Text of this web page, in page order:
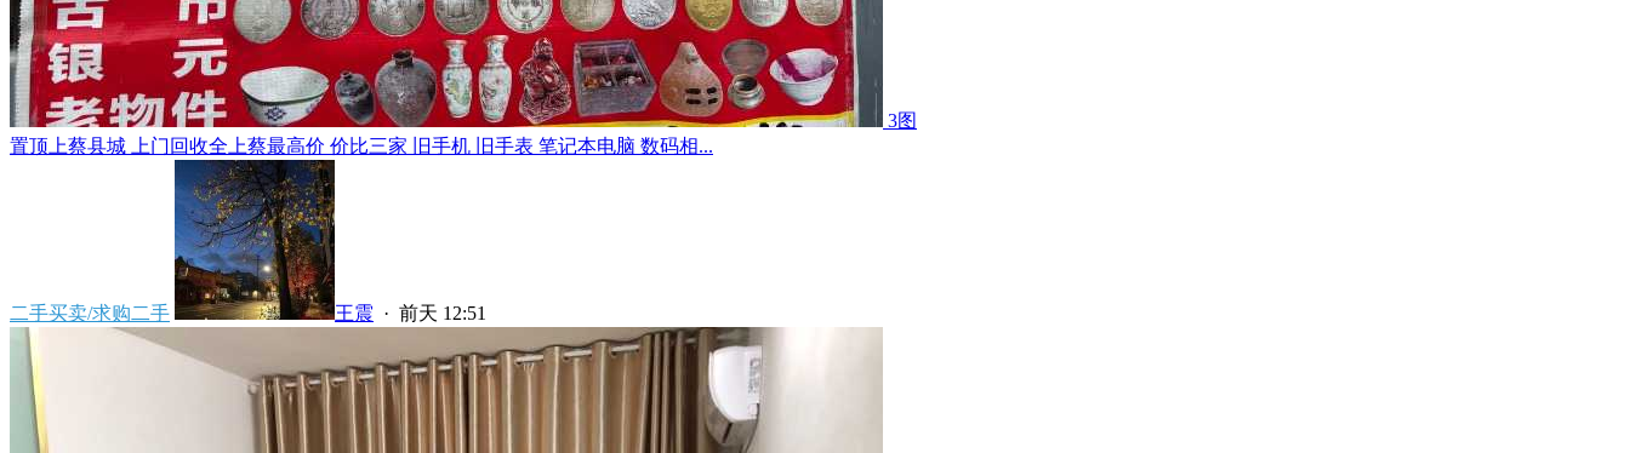
3图
置顶 上蔡县城 上门回收全上蔡最高价 价比三家 旧手机 旧手表 笔记本电脑 数码相...
二手买卖/求购二手 王震 · 前天 12:51